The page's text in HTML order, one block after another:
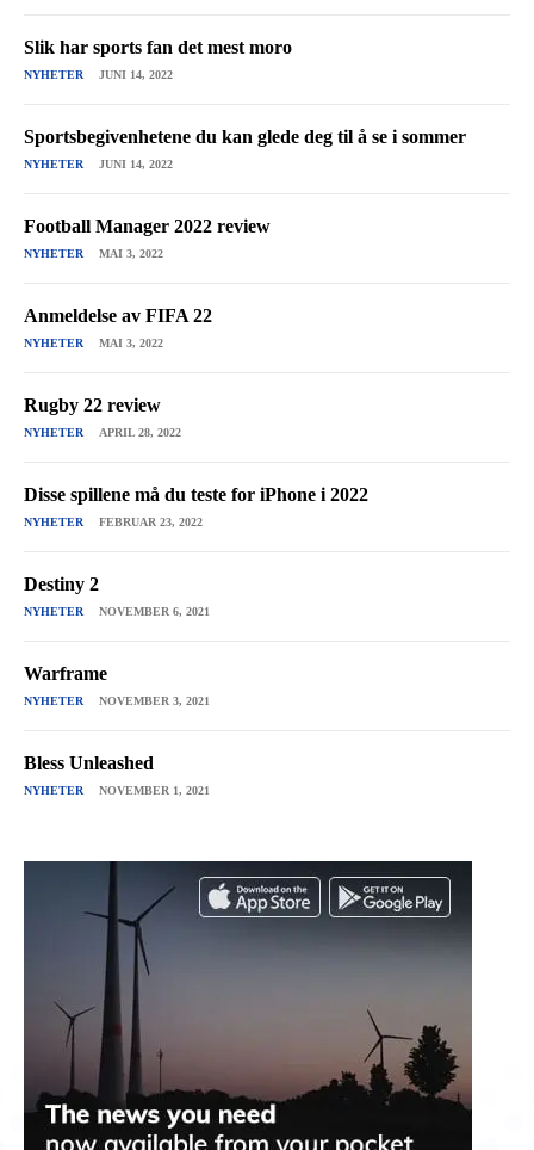
Slik har sports fan det mest moro
NYHETER JUNI 14, 2022
Sportsbegivenhetene du kan glede deg til å se i sommer
NYHETER JUNI 14, 2022
Football Manager 2022 review
NYHETER MAI 3, 2022
Anmeldelse av FIFA 22
NYHETER MAI 3, 2022
Rugby 22 review
NYHETER APRIL 28, 2022
Disse spillene må du teste for iPhone i 2022
NYHETER FEBRUAR 23, 2022
Destiny 2
NYHETER NOVEMBER 6, 2021
Warframe
NYHETER NOVEMBER 3, 2021
Bless Unleashed
NYHETER NOVEMBER 1, 2021